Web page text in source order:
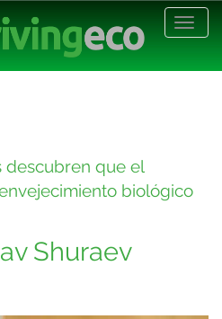
descubren que el
biológico
Shuraev